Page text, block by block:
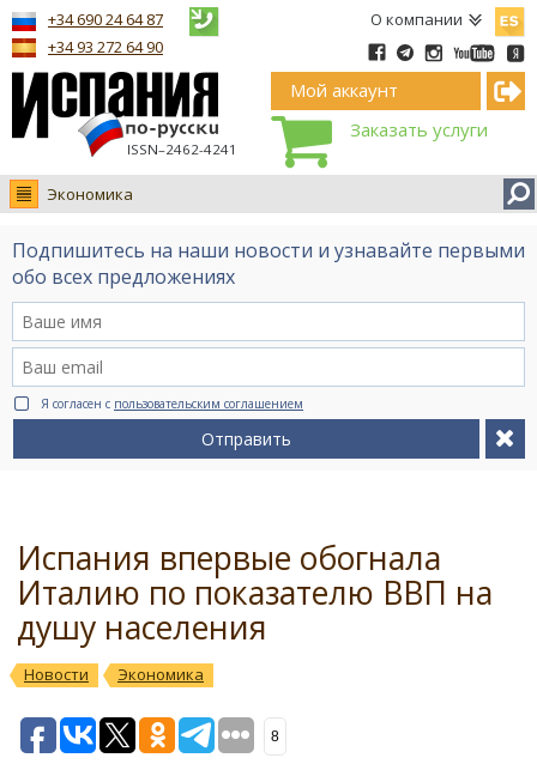
О компании
ISSN–2462-4241
+34 690 24 64 87
+34 93 272 64 90
Мой аккаунт
Заказать услуги
Экономика
Новости
Интервью
Видео Ruso.TV
BCN life
Сервис на немецком
Подпишитесь на наши новости и узнавайте первыми
обо всех предложениях
Я согласен с пользовательским соглашением
Отправить
Испания впервые обогнала
Италию по показателю ВВП на
душу населения
Новости Экономика
8